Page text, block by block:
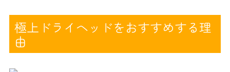
極上ドライヘッドをおすすめする理
由